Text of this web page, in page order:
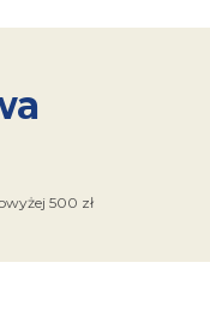
500 zł